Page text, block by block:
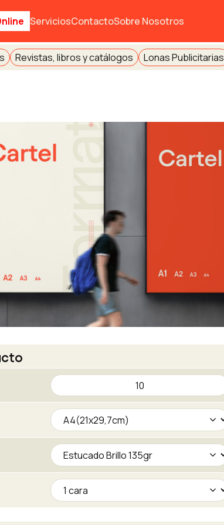
ServiciosContactoSobre Nosotros
Revistas, libros y catálogos Lonas Publicitarias
cantidad